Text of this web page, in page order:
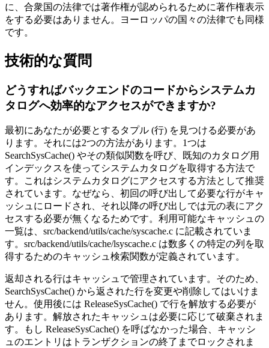
に、合衆国の法律では著作権が認められるために著作権表示
をする必要はありません。ヨーロッパの国々の法律でも同様
です。
技術的な質問
どうすればバックエンドのコードからシステムカ
タログへ効率的なアクセスができますか?
最初にあなたが必要とするタプル (行) を見つける必要があ
ります。それには2つの方法があります。1つは
SearchSysCache() やその類似関数を呼び、既知のカタログ用
インデックスを使ってシステムカタログを取得する方法で
す。これはシステムカタログにアクセスする方法として推奨
されています。なぜなら、初回の呼び出して必要な行がキャ
ッシュにロードされ、それ以降の呼び出しでは元の表にアク
セスする必要が無くなるためです。利用可能なキャッシュの
一覧は、src/backend/utils/cache/syscache.c に記載されていま
す。src/backend/utils/cache/lsyscache.c は数多くの特定の列を取
得するためのキャッシュ検索関数が定義されています。
返却される行はキャッシュで管理されています。そのため、
SearchSysCache() から返された行を変更や削除してはいけま
せん。使用後には ReleaseSysCache() で行を解放する必要が
あります。解放されたキャッシュは必要に応じて破棄されま
す。もし ReleaseSysCache() を呼ばなかった場合、キャッシ
ュのエントリはトランザクションの終了までロックされま